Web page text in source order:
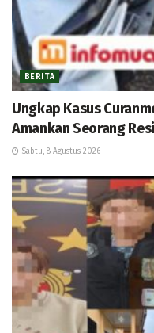
BERITA
Ungkap Kasus
Amankan Seorang
Sabtu, 8 Agustus 2026